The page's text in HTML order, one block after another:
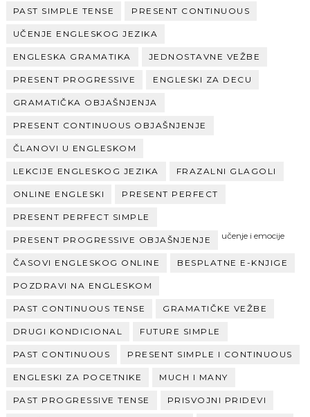
PAST SIMPLE TENSE PRESENT CONTINUOUS
UČENJE ENGLESKOG JEZIKA
ENGLESKA GRAMATIKA JEDNOSTAVNE VEŽBE
PRESENT PROGRESSIVE ENGLESKI ZA DECU
GRAMATIČKA OBJAŠNJENJA
PRESENT CONTINUOUS OBJAŠNJENJE
ČLANOVI U ENGLESKOM
LEKCIJE ENGLESKOG JEZIKA FRAZALNI GLAGOLI
ONLINE ENGLESKI PRESENT PERFECT
PRESENT PERFECT SIMPLE
PRESENT PROGRESSIVE OBJAŠNJENJE učenje i emocije
ČASOVI ENGLESKOG ONLINE BESPLATNE E-KNJIGE
POZDRAVI NA ENGLESKOM
PAST CONTINUOUS TENSE GRAMATIČKE VEŽBE
DRUGI KONDICIONAL FUTURE SIMPLE
PAST CONTINUOUS PRESENT SIMPLE I CONTINUOUS
ENGLESKI ZA POCETNIKE MUCH I MANY
PAST PROGRESSIVE TENSE PRISVOJNI PRIDEVI